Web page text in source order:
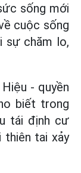
sống mới
cuộc sống
sự chăm lo,
- quyền
biết trong
tái định cư
thiên tai xảy